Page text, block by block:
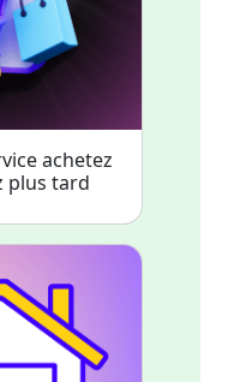
achetez
plus tard